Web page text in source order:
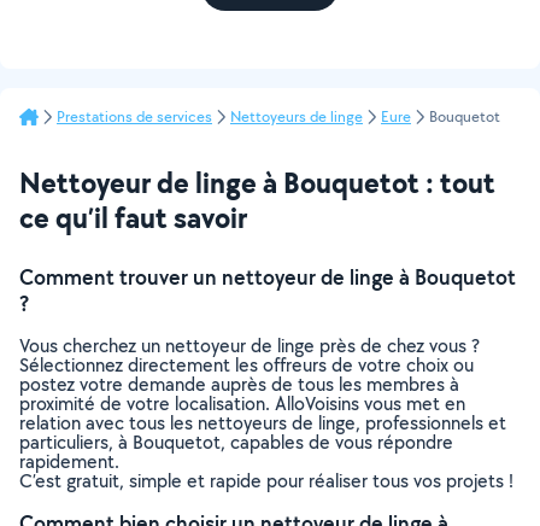
Prestations de services Nettoyeurs de linge Eure Bouquetot
Nettoyeur de linge à Bouquetot : tout
ce qu’il faut savoir
Comment trouver un nettoyeur de linge à Bouquetot
?
Vous cherchez un nettoyeur de linge près de chez vous ?
Sélectionnez directement les offreurs de votre choix ou
postez votre demande auprès de tous les membres à
proximité de votre localisation. AlloVoisins vous met en
relation avec tous les nettoyeurs de linge, professionnels et
particuliers, à Bouquetot, capables de vous répondre
rapidement.
C’est gratuit, simple et rapide pour réaliser tous vos projets !